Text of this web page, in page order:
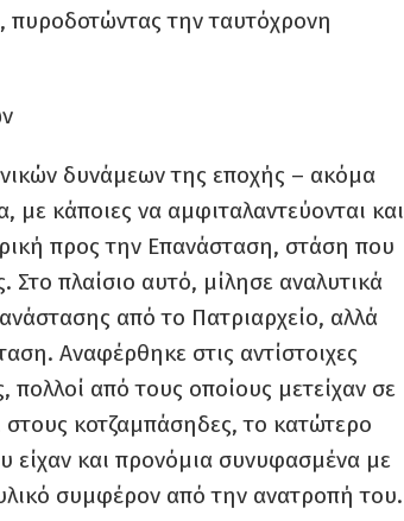
πυροδοτώντας την ταυτόχρονη
δυνάμεων της εποχής – ακόμα
με κάποιες να αμφιταλαντεύονται και
προς την Επανάσταση, στάση που
Στο πλαίσιο αυτό, μίλησε αναλυτικά
από το Πατριαρχείο, αλλά
Αναφέρθηκε στις αντίστοιχες
από τους οποίους μετείχαν σε
κοτζαμπάσηδες, το κατώτερο
είχαν και προνόμια συνυφασμένα με
συμφέρον από την ανατροπή του.